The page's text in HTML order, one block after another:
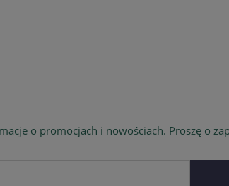
o promocjach i nowościach. Proszę o